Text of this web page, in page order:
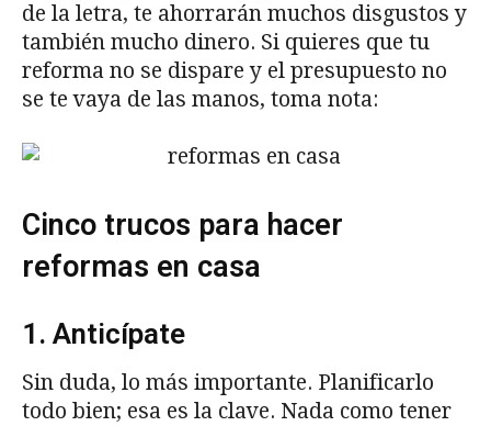
de la letra, te ahorrarán muchos disgustos y
también mucho dinero. Si quieres que tu
reforma no se dispare y el presupuesto no
se te vaya de las manos, toma nota:
Cinco trucos para hacer
reformas en casa
1. Anticípate
Sin duda, lo más importante. Planificarlo
todo bien; esa es la clave. Nada como tener